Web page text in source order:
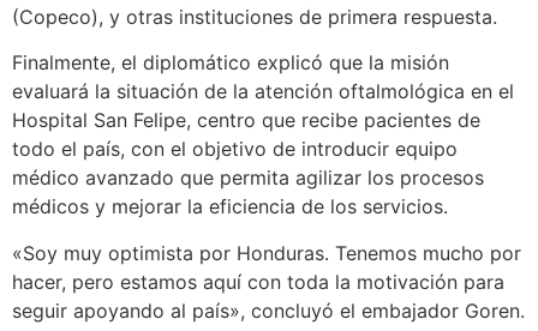
(Copeco), y otras instituciones de primera respuesta.
Finalmente, el diplomático explicó que la misión
evaluará la situación de la atención oftalmológica en el
Hospital San Felipe, centro que recibe pacientes de
todo el país, con el objetivo de introducir equipo
médico avanzado que permita agilizar los procesos
médicos y mejorar la eficiencia de los servicios.
«Soy muy optimista por Honduras. Tenemos mucho por
hacer, pero estamos aquí con toda la motivación para
seguir apoyando al país», concluyó el embajador Goren.